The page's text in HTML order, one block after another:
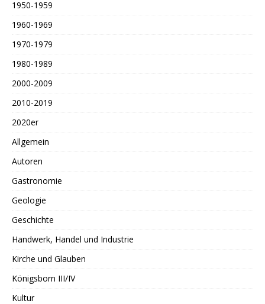
1950-1959
1960-1969
1970-1979
1980-1989
2000-2009
2010-2019
2020er
Allgemein
Autoren
Gastronomie
Geologie
Geschichte
Handwerk, Handel und Industrie
Kirche und Glauben
Königsborn III/IV
Kultur